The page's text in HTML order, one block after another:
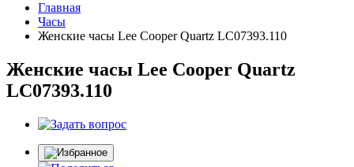
Главная
Часы
Женские часы Lee Cooper Quartz LC07393.110
Женские часы Lee Cooper Quartz
LC07393.110